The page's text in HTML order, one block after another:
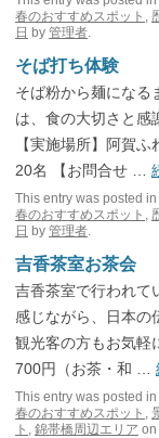
春のおすすめスポット ,
日 by 管理者.
そば打ち体験
そば粉から麺になる
は、食の大切さと感
【実施場所】阿賀
20名 【お問合せ …
This entry was posted in
春のおすすめスポット ,
日 by 管理者.
吉香茶室お茶会
吉香茶室で行われて
感じながら、日本の
観光客の方もお気軽
700円（お茶・和 …
This entry was posted in
春のおすすめスポット ,
ト , 錦帯橋周辺エリア on